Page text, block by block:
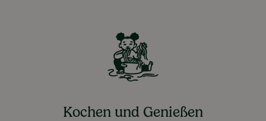
Kochen und Genießen